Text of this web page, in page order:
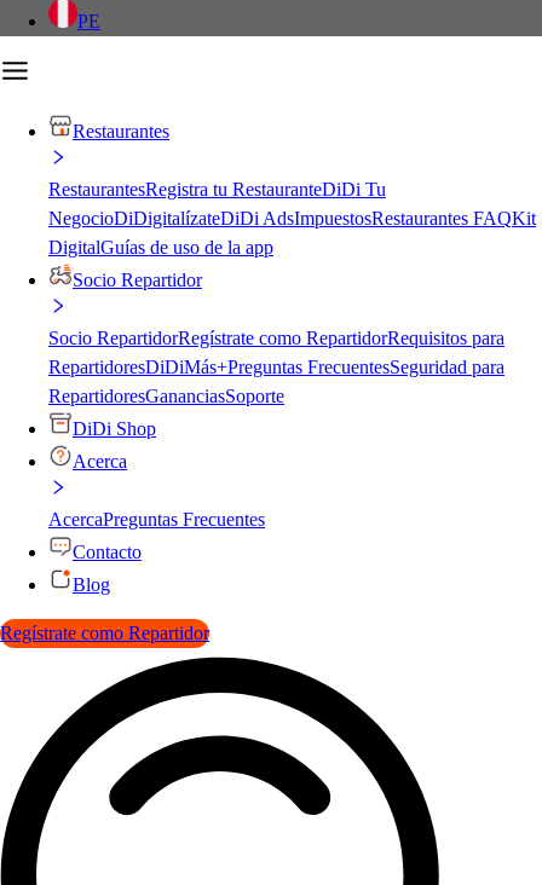
PE
Restaurantes
RestaurantesRegistra tu RestauranteDiDi Tu
NegocioDiDigitalízateDiDi AdsImpuestosRestaurantes FAQKit
DigitalGuías de uso de la app
Socio Repartidor
Socio RepartidorRegístrate como RepartidorRequisitos para
RepartidoresDiDiMás+Preguntas FrecuentesSeguridad para
RepartidoresGananciasSoporte
DiDi Shop
Acerca
AcercaPreguntas Frecuentes
Contacto
Blog
Regístrate como Repartidor